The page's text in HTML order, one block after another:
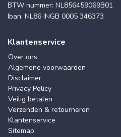
BTW nummer: NL856459069B01
Iban: NL86 INGB 0005 346373
Klantenservice
Over ons
Algemene voorwaarden
Disclaimer
Privacy Policy
Veilig betalen
Verzenden & retourneren
Klantenservice
Sitemap